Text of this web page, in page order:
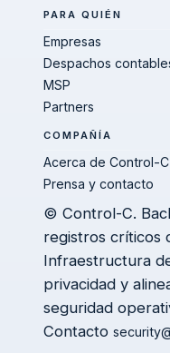
PARA QUIÉN
Empresas
Despachos
MSP
Partners
COMPAÑÍA
Acerca de Control-C
Prensa y contacto
© Control-C.
registros críticos
Infraestructura
privacidad y
seguridad
Contacto